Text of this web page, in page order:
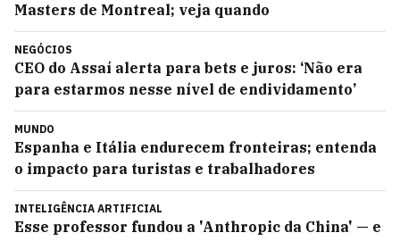
Masters de Montreal; veja quando
NEGÓCIOS
CEO do Assaí alerta para bets e juros: ‘Não era
para estarmos nesse nível de endividamento’
MUNDO
Espanha e Itália endurecem fronteiras; entenda
o impacto para turistas e trabalhadores
INTELIGÊNCIA ARTIFICIAL
Esse professor fundou a 'Anthropic da China' — e